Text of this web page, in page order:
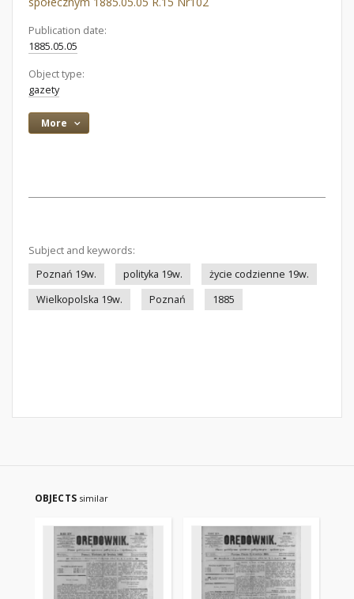
Publication date:
1885.05.05
Object type:
gazety
More
Subject and keywords:
Poznań 19w.
polityka 19w.
życie codzienne 19w.
Wielkopolska 19w.
Poznań 1885
OBJECTS similar